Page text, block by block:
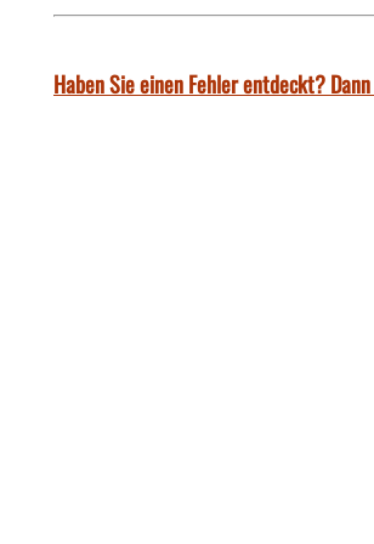
Haben Sie einen Fehler entdeckt?